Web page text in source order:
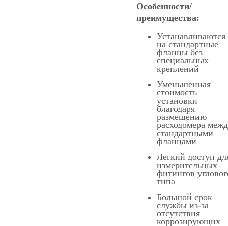
Особенности/
преимущества:
Устанавливаются
на стандартные
фланцы без
специальных
креплений
Уменьшенная
стоимость
установки
благодаря
размещению
расходомера
стандартными
фланцами
Легкий доступ
измерительных
фитингов
типа
Большой срок
службы из-за
отсутствия
коррозирующих